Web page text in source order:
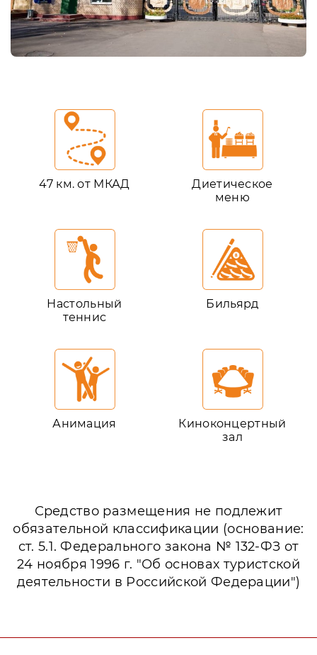
47 км. от МКАД
Диетическое
меню
Настольный
теннис
Бильярд
Анимация
Киноконцертный
зал
Средство размещения не подлежит
обязательной классификации (основание:
ст. 5.1. Федерального закона № 132-ФЗ от
24 ноября 1996 г. "Об основах туристской
деятельности в Российской Федерации")